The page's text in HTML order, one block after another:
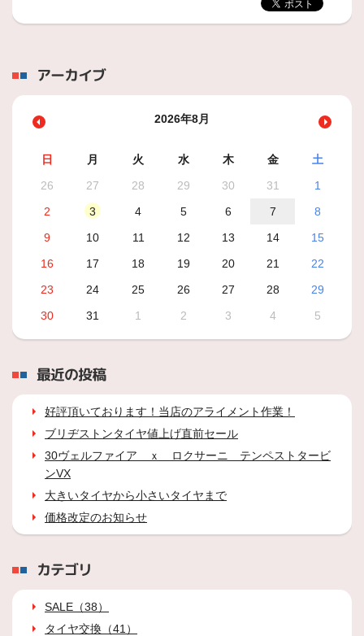
アーカイブ
2026年8月
日 月 火 水 木 金
土
26
27 28 29 30 31
1
2
3 4 5 6 7
8
9
10 11 12 13 14
15
16
17 18 19 20 21
22
23
24 25 26 27 28
29
30
31 1 2 3 4 5
最近の投稿
好評頂いております！当店のアライメント作業！
ブリヂストンタイヤ値上げ直前セール
30ヴェルファイア ｘ ロクサーニ テンペストタービ
ンVX
大きいタイヤから小さいタイヤまで
価格改定のお知らせ
カテゴリ
SALE（38）
タイヤ交換（41）